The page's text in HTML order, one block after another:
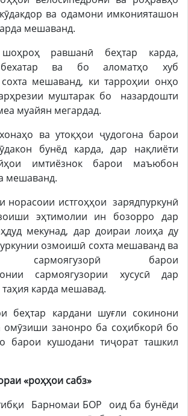
ва одамони имконияташон
мешаванд.
равшанӣ беҳтар карда,
бехатар ва бо аломатҳо хуб
мешаванд, ки тарроҳии онҳо
муштарак бо назардошти
муайян мегардад.
ва утоқҳои ҷудогона барои
бунёд карда, дар нақлиёти
имтиёзнок барои маъюбон
мешаванд.
норасоии истгоҳҳои зарядпуркунӣ
эҳтимолии ин бозорро дар
мекунад, дар доираи лоиҳа ду
озмоишӣ сохта мешаванд ва
сармоягузорӣ барои
сармоягузории хусусӣ дар
карда мешавад.
беҳтар кардани шуғли сокинони
омӯзиши занонро ба соҳибкорӣ бо
барои кушодани тиҷорат ташкил
сабз»
Барномаи БОР оид ба бунёди